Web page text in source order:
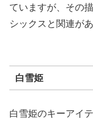
ていますが、その
シックスと関連が
白雪姫
白雪姫のキーアイ